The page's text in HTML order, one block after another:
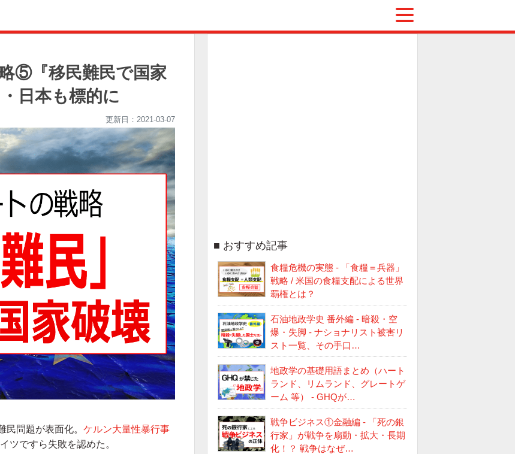
⑤『移民難民で国家
日本も標的に
更新日： 2021-03-07
民問題が表面化。 ケルン大量性暴行事
ツですら失敗を認めた。
おすすめ記事
食糧危機の実態 - 「食糧＝兵器」
戦略 / 米国の食糧支配による世界
覇権とは？
石油地政学史 番外編 - 暗殺・空
爆・失脚 - ナショナリスト被害リ
スト一覧、その手口…
地政学の基礎用語まとめ（ハート
ランド、リムランド、グレートゲ
ーム 等） - GHQが…
戦争ビジネス①金融編 - 「死の銀
行家」が戦争を扇動・拡大・長期
化！？ 戦争はなぜ…